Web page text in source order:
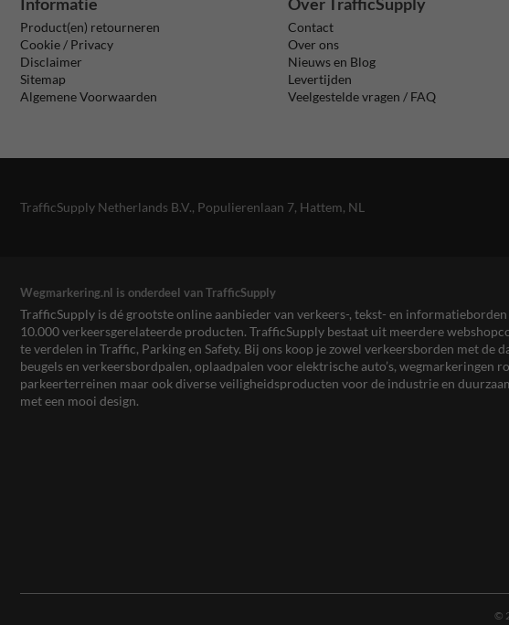
Product(en) retourneren
Cookie / Privacy
Disclaimer
Sitemap
Algemene Voorwaarden
Contact
Over ons
Nieuws en Blog
Levertijden
Veelgestelde vragen / FAQ
TrafficSupply Netherlands B.V., Populierenlaan 7, Hattem, NL
Wegmarkering.nl is onderdeel van TrafficSupply
TrafficSupply is dé grootste online aanbieder van verkeers-, tekst- en informatieborden
10.000 verkeersgerelateerde producten. TrafficSupply bestaat uit meerdere
te verdelen in Traffic, Parking en Safety. Bij ons koop je zowel verkeersborden met de
beugels en verkeersbordpalen, oplaadpalen voor elektrische auto’s, wegmarkeringen
parkeerterreinen maar ook diverse veiligheidsproducten voor de industrie en
met een mooi design.
©